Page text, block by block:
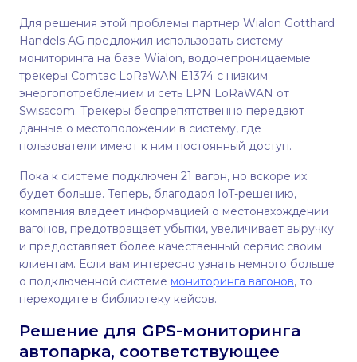
Для решения этой проблемы партнер Wialon Gotthard
Handels AG предложил использовать систему
мониторинга на базе Wialon, водонепроницаемые
трекеры Comtac LoRaWAN E1374 с низким
энергопотреблением и сеть LPN LoRaWAN от
Swisscom. Трекеры беспрепятственно передают
данные о местоположении в систему, где
пользователи имеют к ним постоянный доступ.
Пока к системе подключен 21 вагон, но вскоре их
будет больше. Теперь, благодаря IoT-решению,
компания владеет информацией о местонахождении
вагонов, предотвращает убытки, увеличивает выручку
и предоставляет более качественный сервис своим
клиентам. Если вам интересно узнать немного больше
о подключенной системе мониторинга вагонов, то
переходите в библиотеку кейсов.
Решение для GPS-мониторинга
автопарка, соответствующее